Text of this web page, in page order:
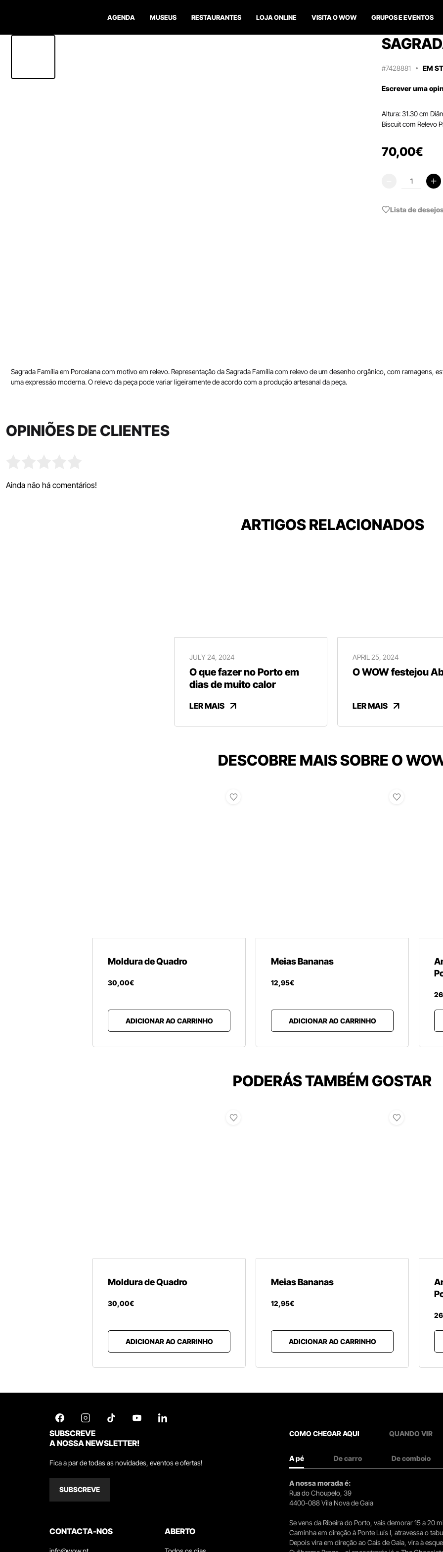
AGENDA MUSEUS RESTAURANTES LOJA ONLINE VISITA O WOW GRUPOS E EVENTOS
#7428881 EM
Escrever uma
Altura: 31.30 cm
Biscuit com Relevo
70,00€
Lista de
Sagrada Família em Porcelana com motivo em relevo. Representação da Sagrada Família com relevo de um desenho orgânico, com ramagens,
uma expressão moderna. O relevo da peça pode variar ligeiramente de acordo com a produção artesanal da peça.
OPINIÕES DE CLIENTES
Ainda não há comentários!
ARTIGOS RELACIONADOS
JULY 24, 2024
O que fazer no Porto em
dias de muito calor
LER MAIS
APRIL 25, 2024
O WOW festejou
LER MAIS
DESCOBRE MAIS SOBRE O
Moldura de Quadro
30,00€
ADICIONAR AO CARRINHO
Meias Bananas
12,95€
ADICIONAR AO CARRINHO
26
PODERÁS TAMBÉM GOSTAR
Moldura de Quadro
30,00€
ADICIONAR AO CARRINHO
Meias Bananas
12,95€
ADICIONAR AO CARRINHO
26
SUBSCREVE
A NOSSA NEWSLETTER!
Fica a par de todas as novidades, eventos e ofertas!
SUBSCREVE
CONTACTA-NOS ABERTO
COMO CHEGAR AQUI QUANDO VIR
A pé De carro De comboio
A nossa morada é:
Rua do Choupelo, 39
4400-088 Vila Nova de Gaia
Se vens da Ribeira do Porto, vais demorar 15 a 20
Caminha em direção à Ponte Luís I, atravessa o
Depois vira em direção ao Cais de Gaia, vira à